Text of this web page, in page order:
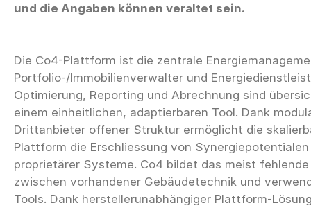
und die Angaben können veraltet sein.
Die Co4-Plattform ist die zentrale
Portfolio-/Immobilienverwalter und
Optimierung, Reporting und Abrechnung sind
einem einheitlichen, adaptierbaren Tool. Dank
Drittanbieter offener Struktur ermöglicht die
Plattform die Erschliessung von
proprietärer Systeme. Co4 bildet das meist fehlende
zwischen vorhandener Gebäudetechnik und
Tools. Dank herstellerunabhängiger Plattform-